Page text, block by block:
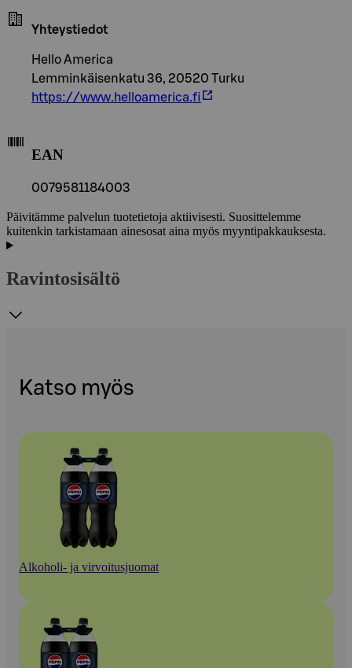
Yhteystiedot
Hello America
Lemminkäisenkatu 36, 20520 Turku
https://www.helloamerica.fi
EAN
0079581184003
Päivitämme palvelun tuotetietoja aktiivisesti. Suosittelemme
kuitenkin tarkistamaan ainesosat aina myös myyntipakkauksesta.
Ravintosisältö
Katso myös
Alkoholi- ja virvoitusjuomat